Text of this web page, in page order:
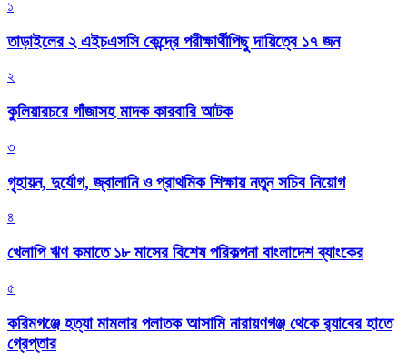
১
তাড়াইলের ২ এইচএসসি কেন্দ্রে পরীক্ষার্থীপিছু দায়িত্বে ১৭ জন
২
কুলিয়ারচরে গাঁজাসহ মাদক কারবারি আটক
৩
গৃহায়ন, দুর্যোগ, জ্বালানি ও প্রাথমিক শিক্ষায় নতুন সচিব নিয়োগ
৪
খেলাপি ঋণ কমাতে ১৮ মাসের বিশেষ পরিকল্পনা বাংলাদেশ ব্যাংকের
৫
করিমগঞ্জে হত্যা মামলার পলাতক আসামি নারায়ণগঞ্জ থেকে র‌্যাবের হাতে
গ্রেপ্তার